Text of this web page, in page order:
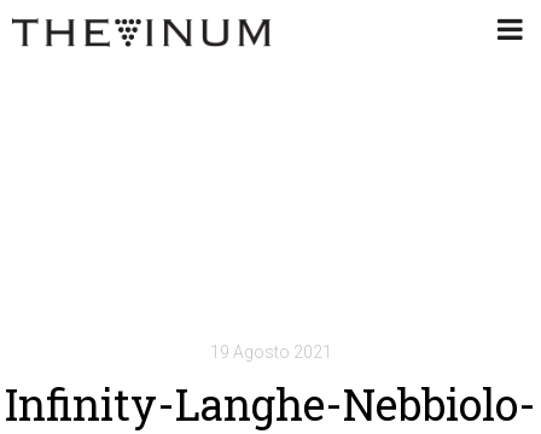
19 Agosto 2021
Infinity-Langhe-Nebbiolo-